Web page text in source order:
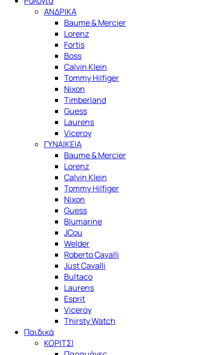
ΑΝΔΡΙΚΑ
Baume & Mercier
Lorenz
Fortis
Boss
Calvin Klein
Tommy Hilfiger
Nixon
Timberland
Guess
Laurens
Viceroy
ΓΥΝΑΙΚΕΙΑ
Baume & Mercier
Lorenz
Calvin Klein
Tommy Hilfiger
Nixon
Guess
Blumarine
JCou
Welder
Roberto Cavalli
Just Cavalli
Bultaco
Laurens
Esprit
Viceroy
Thirsty Watch
Παιδικά
ΚΟΡΙΤΣΙ